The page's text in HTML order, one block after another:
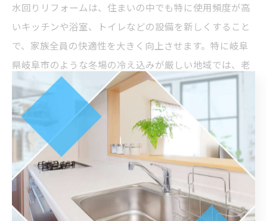
水回りリフォームは、住まいの中でも特に使用頻度が高
いキッチンや浴室、トイレなどの設備を新しくすること
で、家族全員の快適性を大きく向上させます。特に岐阜
県岐阜市のような冬場の冷え込みが厳しい地域では、老
朽化した給湯器や水回り設備がトラブルの原因となりや
すく、毎日の生活に不便を感じることも少なくありませ
ん。
リフォームによって断熱性や省エネ性能の高い設備へと
入れ替えることで、室内の温度差を減らし、ヒートショ
ックなどの健康リスクも軽減できます。例えば最新の給
湯器は、効率的にお湯を供給し、必要な時にすぐに温か